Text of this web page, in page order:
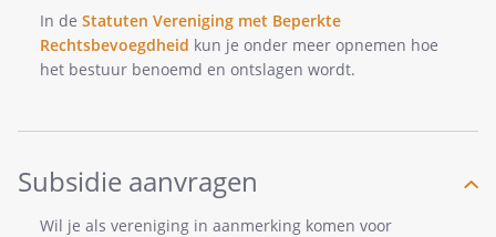
In de Statuten Vereniging met Beperkte
Rechtsbevoegdheid kun je onder meer opnemen hoe
het bestuur benoemd en ontslagen wordt.
Subsidie aanvragen
Wil je als vereniging in aanmerking komen voor